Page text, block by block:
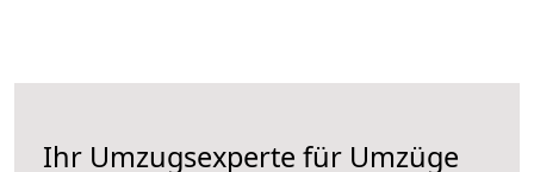
Ihr Umzugsexperte für Umzüge